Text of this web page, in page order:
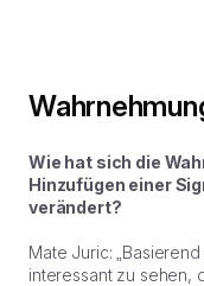
Wie hat sich die
Hinzufügen einer
verändert?
Mate Juric:
interessant zu sehen,